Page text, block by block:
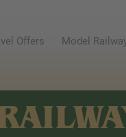
Offers Model